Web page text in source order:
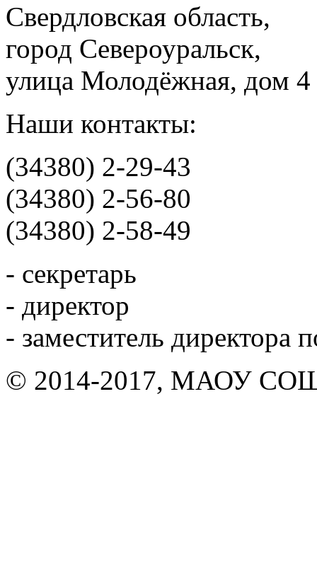
Свердловская область,
город Североуральск,
улица Молодёжная, дом 4
Наши контакты:
(34380) 2-29-43
(34380) 2-56-80
(34380) 2-58-49
- секретарь
- директор
- заместитель директора
© 2014-2017, МАОУ СОШ